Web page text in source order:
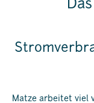
Matze arbeitet viel